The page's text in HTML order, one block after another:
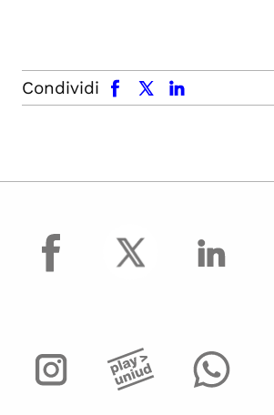
Condividi
facebook x.com linkedin
facebook